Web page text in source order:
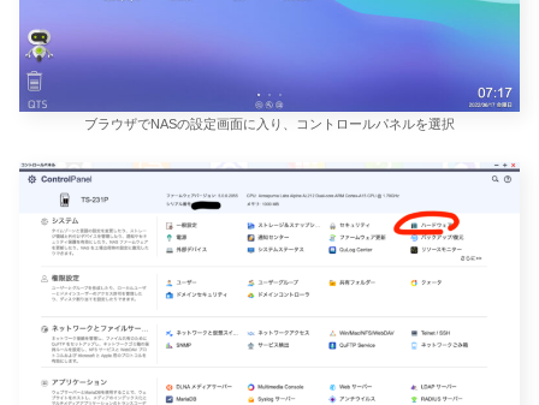
ブラウザでNASの設定画面に入り、コントロールパネルを選択